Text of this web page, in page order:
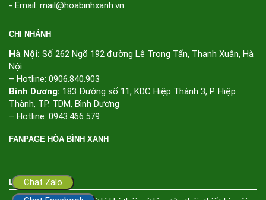
- Email: mail@hoabinhxanh.vn
CHI NHÁNH
Hà Nội: Số 262 Ngõ 192 đường Lê Trọng Tấn, Thanh Xuân, Hà
Nội
– Hotline: 0906.840.903
Bình Dương: 183 Đường số 11, KDC Hiệp Thành 3, P. Hiệp
Thành, TP. TDM, Bình Dương
– Hotline: 0943.466.579
FANPAGE HÒA BÌNH XANH
LIÊN KẾT
Chat Zalo